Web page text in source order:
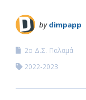
by dimpapp
2ο Δ.Σ. Παλαμά
2022-2023